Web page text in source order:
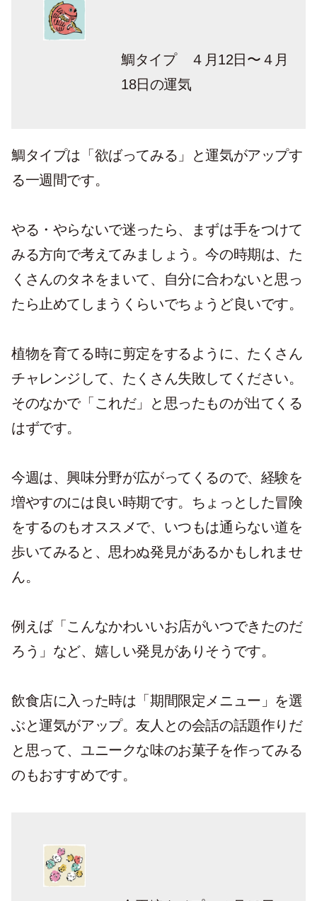
鯛タイプ ４月12日〜４月
18日の運気
鯛タイプは「欲ばってみる」と運気がアップす
る一週間です。
やる・やらないで迷ったら、まずは手をつけて
みる方向で考えてみましょう。今の時期は、た
くさんのタネをまいて、自分に合わないと思っ
たら止めてしまうくらいでちょうど良いです。
植物を育てる時に剪定をするように、たくさん
チャレンジして、たくさん失敗してください。
そのなかで「これだ」と思ったものが出てくる
はずです。
今週は、興味分野が広がってくるので、経験を
増やすのには良い時期です。ちょっとした冒険
をするのもオススメで、いつもは通らない道を
歩いてみると、思わぬ発見があるかもしれませ
ん。
例えば「こんなかわいいお店がいつできたのだ
ろう」など、嬉しい発見がありそうです。
飲食店に入った時は「期間限定メニュー」を選
ぶと運気がアップ。友人との会話の話題作りだ
と思って、ユニークな味のお菓子を作ってみる
のもおすすめです。